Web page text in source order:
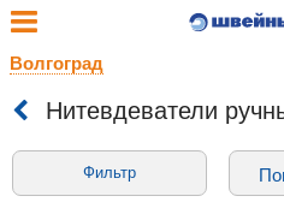
Волгоград
Нитевдеватели
Фильтр